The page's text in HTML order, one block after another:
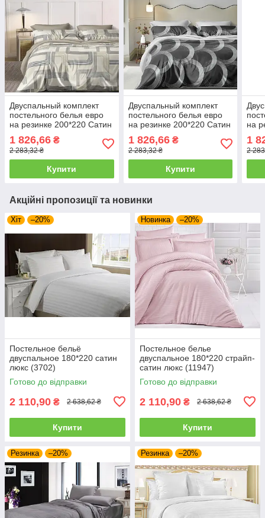
Двуспальный комплект
постельного белья евро
на резинке 200*220 Сатин
1 826,66 ₴
2 283,32 ₴
Купити
Двуспальный комплект
постельного белья евро
на резинке 200*220 Сатин
1 826,66₴
2 283,32 ₴
Купити
на
1
2
Акційні пропозиції та новинки
Хіт –20%
Постельное бельё
двуспальное 180*220 сатин
люкс (3702)
Готово до відправки
2 110,90 ₴ 2 638,62 ₴
Купити
Новинка –20%
Постельное белье
двуспальное 180*220 страйп-
сатин люкс (11947)
Готово до відправки
2 110,90 ₴ 2 638,62 ₴
Купити
Резинка –20% Резинка –20%